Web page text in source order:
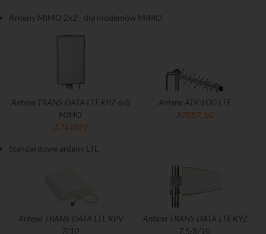
Anteny MIMO 2x2 - dla modemów MIMO
Antena TRANS-DATA LTE KPZ 6/8
MIMO
A741022
Antena ATK-LOG LTE
A7057_10
Standardowe anteny LTE
Antena TRANS-DATA LTE KPV
7/10
Antena TRANS-DATA LTE KYZ
7,5/8/10